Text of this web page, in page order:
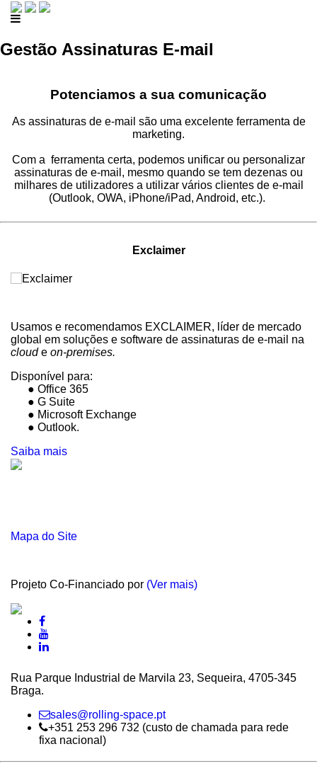
Gestão Assinaturas E-mail
Potenciamos a sua comunicação
As assinaturas de e-mail são uma excelente ferramenta de
marketing.
Com a ferramenta certa, podemos unificar ou personalizar
assinaturas de e-mail, mesmo quando se tem dezenas ou
milhares de utilizadores a utilizar vários clientes de e-mail
(Outlook, OWA, iPhone/iPad, Android, etc.).
Exclaimer
Usamos e recomendamos EXCLAIMER, líder de mercado
global em soluções e software de assinaturas de e-mail na
cloude on-premises.
Disponível para:
● Office 365
● G Suite
● Microsoft Exchange
● Outlook.
Saiba mais
Mapa do Site
Projeto Co-Financiado por (Ver mais)
Rua Parque Industrial de Marvila 23, Sequeira, 4705‑345
Braga.
sales@rolling-space.pt
+351 253 296 732 (custo de chamada para rede
fixa nacional)